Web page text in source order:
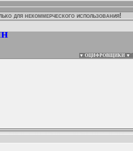
для некоммерческого использования!
▼ ОЦИФРОВЩИКИ ▼